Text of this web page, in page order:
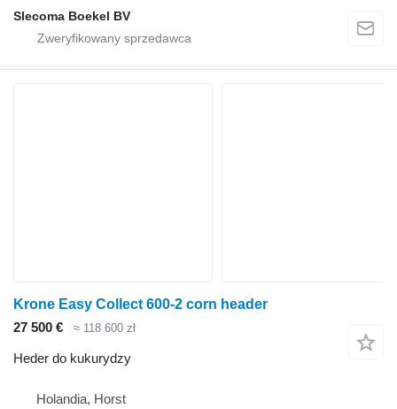
Slecoma Boekel BV
Krone Easy Collect 600-2 corn header
27 500 €
≈ 118 600 zł
Heder do kukurydzy
Holandia, Horst